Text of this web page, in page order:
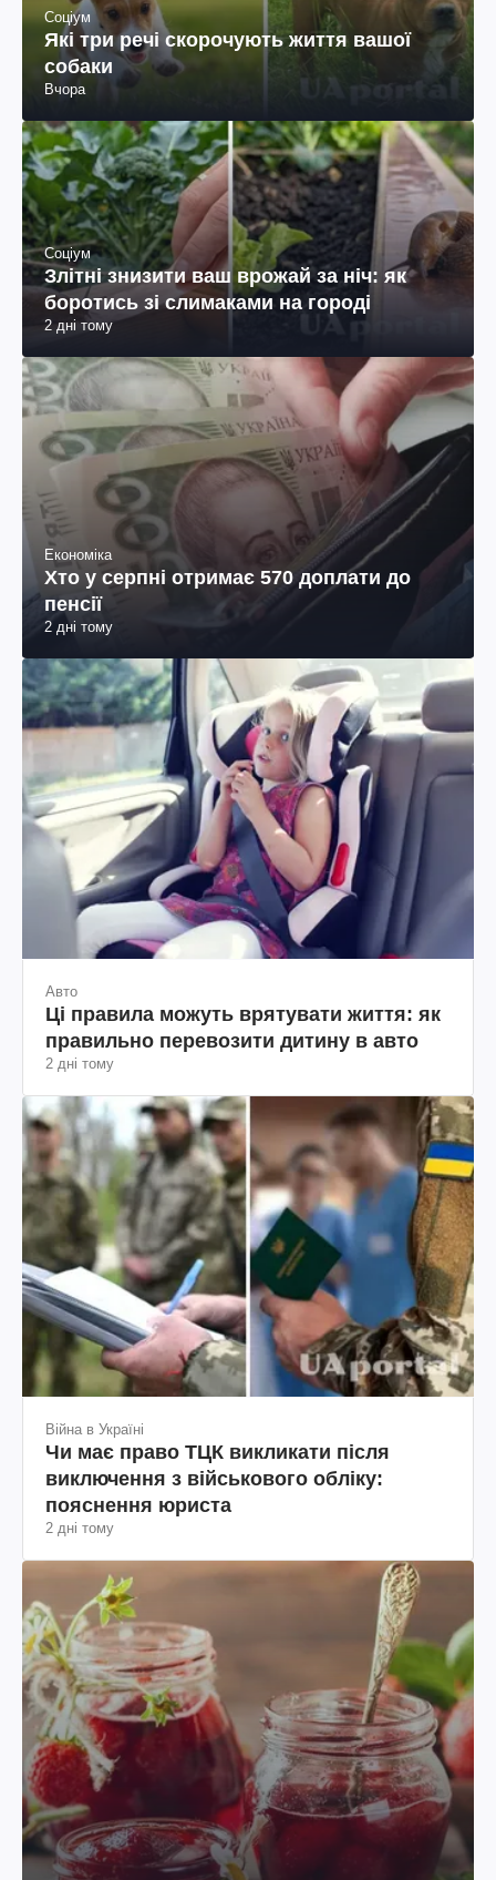
Соціум
Які три речі скорочують життя вашої
собаки
Вчора
Соціум
Злітні знизити ваш врожай за ніч: як
боротись зі слимаками на городі
2 дні тому
Економіка
Хто у серпні отримає 570 доплати до
пенсії
2 дні тому
Авто
Ці правила можуть врятувати життя: як
правильно перевозити дитину в авто
2 дні тому
Війна в Україні
Чи має право ТЦК викликати після
виключення з військового обліку:
пояснення юриста
2 дні тому